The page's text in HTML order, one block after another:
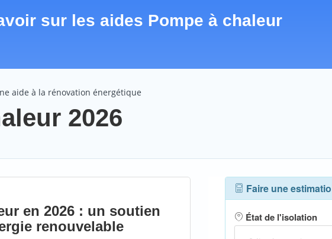
sur les aides Pompe à chaleur
aide à la rénovation énergétique
2026
en 2026 : un soutien
renouvelable